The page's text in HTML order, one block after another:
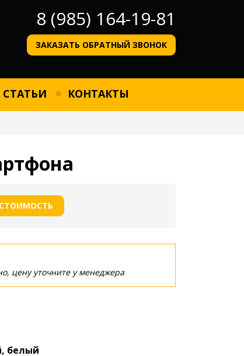
8 (985) 164-19-81
ЗАКАЗАТЬ ОБРАТНЫЙ ЗВОНОК
СТАТЬИ КОНТАКТЫ
цену уточните у менеджера